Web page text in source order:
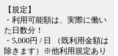
【規定】
・利用可能額は、実際に働い
た日数分！
・5,000円 / 日 （既利用金額は
除きます）※他利用規定あり